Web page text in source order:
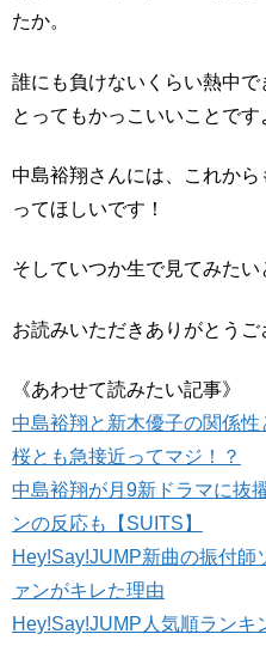
たか。
誰にも負けないくらい熱中
とってもかっこいいことです
中島裕翔さんには、これか
ってほしいです！
そしていつか生で見てみたい
お読みいただきありがとうご
《あわせて読みたい記事》
中島裕翔と新木優子の関係
桜とも急接近ってマジ！？
中島裕翔が月9新ドラマに抜
ンの反応も【SUITS】
Hey!Say!JUMP新曲の振付師
ァンがキレた理由
Hey!Say!JUMP人気順ランキ